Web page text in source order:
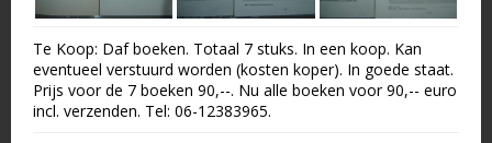
Te Koop: Daf boeken. Totaal 7 stuks. In een koop. Kan
eventueel verstuurd worden (kosten koper). In goede staat.
Prijs voor de 7 boeken 90,--. Nu alle boeken voor 90,-- euro
incl. verzenden. Tel: 06-12383965.